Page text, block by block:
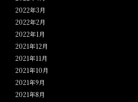
2022年3月
2022年2月
2022年1月
2021年12月
2021年11月
2021年10月
2021年9月
2021年8月